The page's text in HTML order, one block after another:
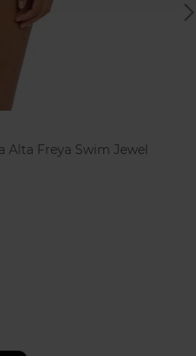
Alta Freya Swim Jewel